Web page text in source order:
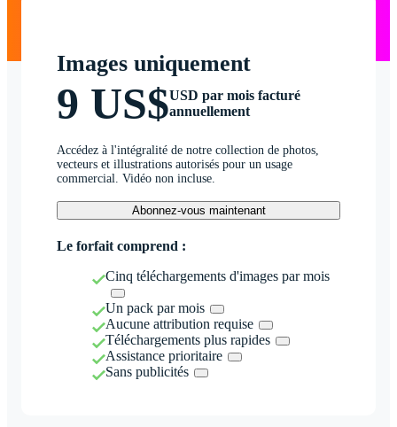
Images uniquement
9 US$USD par mois facturé
annuellement
Accédez à l'intégralité de notre collection de photos,
vecteurs et illustrations autorisés pour un usage
commercial. Vidéo non incluse.
Abonnez-vous maintenant
Le forfait comprend :
Cinq téléchargements d'images par mois
Un pack par mois
Aucune attribution requise
Téléchargements plus rapides
Assistance prioritaire
Sans publicités